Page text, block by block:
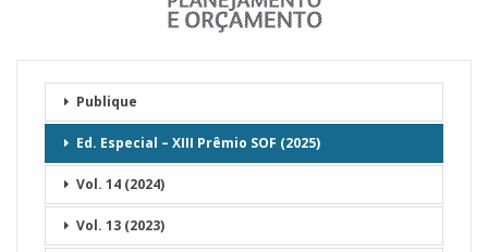
Publique
Ed. Especial – XIII Prêmio SOF (2025)
Vol. 14 (2024)
Vol. 13 (2023)